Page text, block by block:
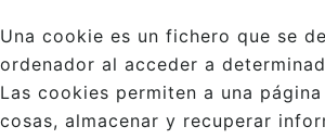
Una cookie es un fichero que se
ordenador al acceder a
Las cookies permiten a una
cosas, almacenar y recuperar